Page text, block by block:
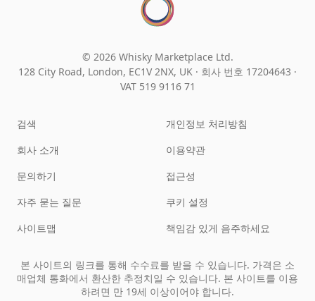
© 2026 Whisky Marketplace Ltd.
128 City Road, London, EC1V 2NX, UK · 회사 번호 17204643 ·
VAT 519 9116 71
검색
회사 소개
문의하기
자주 묻는 질문
사이트맵
개인정보 처리방침
이용약관
접근성
쿠키 설정
책임감 있게 음주하세요
본 사이트의 링크를 통해 수수료를 받을 수 있습니다. 가격은 소
매업체 통화에서 환산한 추정치일 수 있습니다. 본 사이트를 이용
하려면 만 19세 이상이어야 합니다.